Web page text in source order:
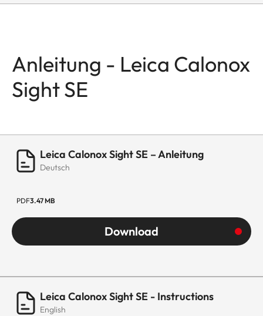
Anleitung - Leica Calonox
Sight SE
Leica Calonox Sight SE – Anleitung
Deutsch
PDF3.47 MB
Download
Leica Calonox Sight SE - Instructions
English